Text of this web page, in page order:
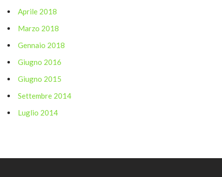
Aprile 2018
Marzo 2018
Gennaio 2018
Giugno 2016
Giugno 2015
Settembre 2014
Luglio 2014